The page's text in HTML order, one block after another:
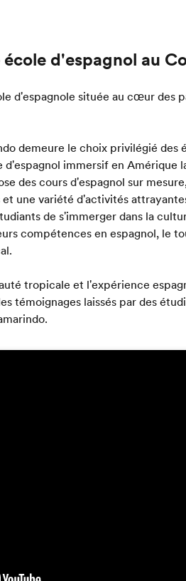
d'espagnol au
d'espagnole située au cœur des
demeure le choix privilégié des
immersif en Amérique
des cours d'espagnol sur
une variété d'activités
de s'immerger dans la
compétences en espagnol, le
tropicale et l'expérience
témoignages laissés par des